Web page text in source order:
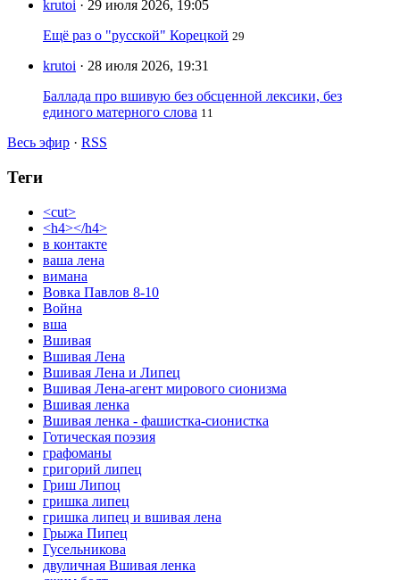
krutoi · 29 июля 2026, 19:05
Ещё раз о "русской" Корецкой 29
krutoi · 28 июля 2026, 19:31
Баллада про вшивую без обсценной лексики, без
единого матерного слова 11
Весь эфир · RSS
Теги
<cut>
<h4></h4>
в контакте
ваша лена
вимана
Вовка Павлов 8-10
Война
вша
Вшивая
Вшивая Лена
Вшивая Лена и Липец
Вшивая Лена-агент мирового сионизма
Вшивая ленка
Вшивая ленка - фашистка-сионистка
Готическая поэзия
графоманы
григорий липец
Гриш Липоц
гришка липец
гришка липец и вшивая лена
Грыжа Пипец
Гусельникова
двуличная Вшивая ленка